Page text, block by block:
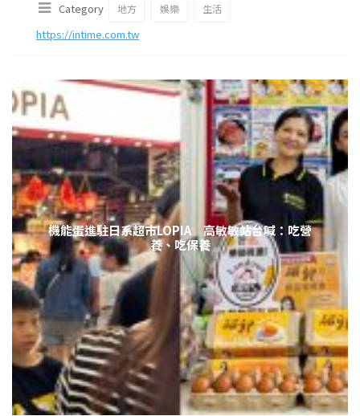
Category 地方 娛樂 生活
https://intime.com.tw
機能蛋進駐日系超市LOPIA 高敏敏站台喊：吃營
養、吃保養